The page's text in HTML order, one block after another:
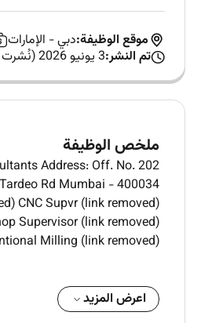
موقع الوظيفة:دبي- الإمارات
تم النشر:3 يونيو 2026 (نُشرت منذ أكثر من 30 يومًا)
ملخص الوظيفة
Address: Off. No. 202
Rd Mumbai - 400034
(link removed) EDM - Wire Cut / Sparking (link removed) Cam Programmer (link removed) CNC Supvr.
(link removed) Hydraulic Cylinder Fitters (link removed) Machine Shop Supervisor
(link removed) Manual Conventional Milling
(link removed) Manual Heavy Duty Lathe Optr. (link removed) VMC (Small/ Medium) اعرض المزيد